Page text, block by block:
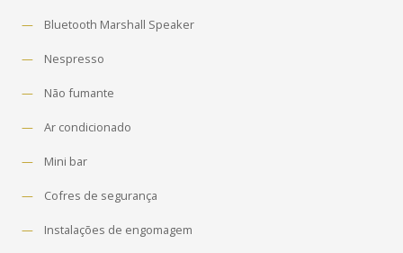
Bluetooth Marshall Speaker
Nespresso
Não fumante
Ar condicionado
Mini bar
Cofres de segurança
Instalações de engomagem